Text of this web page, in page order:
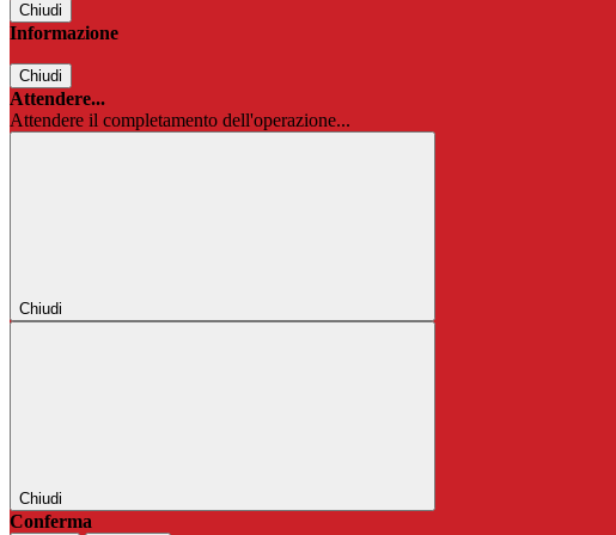
Chiudi
Informazione
Chiudi
Attendere...
Attendere il completamento dell'operazione...
Chiudi
Chiudi
Conferma